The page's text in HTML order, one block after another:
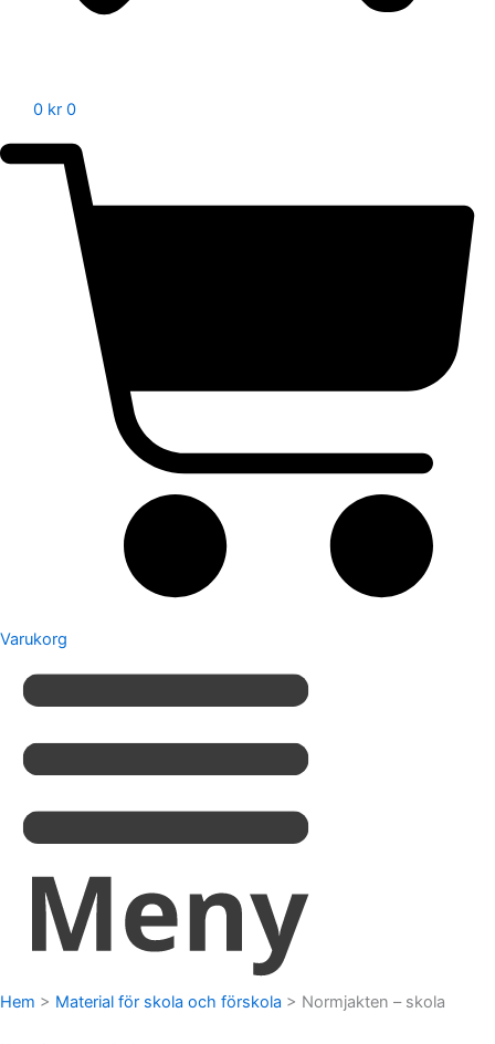
0 kr 0
Varukorg
Hem > Material för skola och förskola > Normjakten – skola